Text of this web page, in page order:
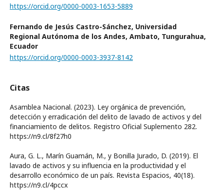
https://orcid.org/0000-0003-1653-5889
Fernando de Jesús Castro-Sánchez, Universidad
Regional Autónoma de los Andes, Ambato, Tungurahua,
Ecuador
https://orcid.org/0000-0003-3937-8142
Citas
Asamblea Nacional. (2023). Ley orgánica de prevención,
detección y erradicación del delito de lavado de activos y del
financiamiento de delitos. Registro Oficial Suplemento 282.
https://n9.cl/8f27h0
Aura, G. L., Marín Guamán, M., y Bonilla Jurado, D. (2019). El
lavado de activos y su influencia en la productividad y el
desarrollo económico de un país. Revista Espacios, 40(18).
https://n9.cl/4pccx